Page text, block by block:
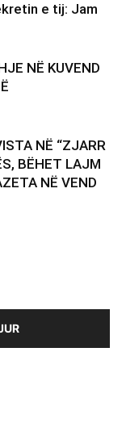
e tij: Jam
NË KUVEND
NË “ZJARR
BËHET LAJM
NË VEND